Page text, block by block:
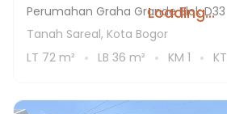
Loading...
Perumahan Graha Grande Blok D33
Tanah Sareal, Kota Bogor
LT 72 m² LB 36 m² KM 1 KT